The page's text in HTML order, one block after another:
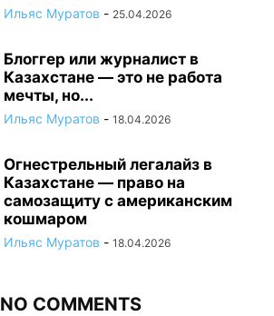
Ильяс Муратов - 25.04.2026
Блоггер или журналист в
Казахстане — это не работа
мечты, но...
Ильяс Муратов - 18.04.2026
Огнестрельный легалайз в
Казахстане — право на
самозащиту с американским
кошмаром
Ильяс Муратов - 18.04.2026
NO COMMENTS